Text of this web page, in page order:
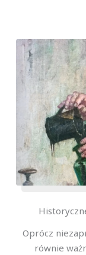
Oprócz
równie